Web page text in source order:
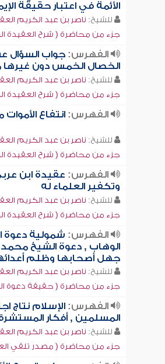
الأئمة في اعتبار حقيقة
للشيخ: ناصر بن عبد الكريم
جزء من محاضرة ( شرح العقيدة
الفهرس:جواب السؤال
الخصال الخمس دون غيرها
للشيخ: ناصر بن عبد الكريم
جزء من محاضرة ( شرح العقيدة
الفهرس:انتفاع
للشيخ: ناصر بن عبد الكريم
جزء من محاضرة ( شرح العقيدة
الفهرس: عقيدة ابن
وتكفير العلماء له
للشيخ: ناصر بن عبد الكريم
جزء من محاضرة ( شرح العقيدة
الفهرس: شمولية دعوة
الوهاب , دعوة الشيخ
جهل أصحابها وظلم
للشيخ: ناصر بن عبد الكريم
جزء من محاضرة ( حقيقة دعوة
الفهرس:الإسلام نتاج
المسلمين , أفكار
للشيخ: ناصر بن عبد الكريم
جزء من محاضرة ( مصدر تلقي